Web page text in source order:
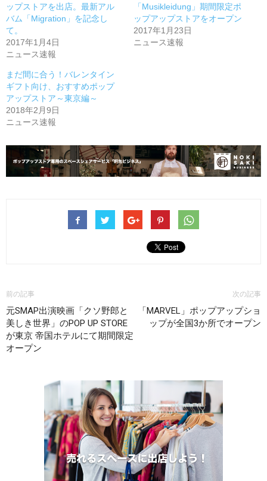
ップストアを出店。最新アル
バム「Migration」を記念し
て。
2017年1月4日
ニュース速報
「Musikleidung」期間限定ポ
ップアップストアをオープン
2017年1月23日
ニュース速報
まだ間に合う！バレンタイン
ギフト向け、おすすめポップ
アップストア～東京編～
2018年2月9日
ニュース速報
前の記事
元SMAP出演映画「クソ野郎と
美しき世界」のPOP UP STORE
が東京 帝国ホテルにて期間限定
オープン
次の記事
「MARVEL」ポップアップショ
ップが全国3か所でオープン